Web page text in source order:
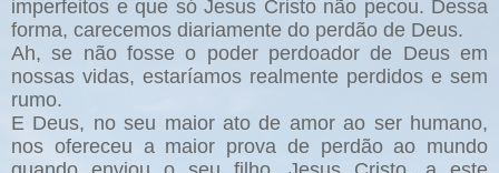
imperfeitos e que só Jesus Cristo não pecou. Dessa
forma, carecemos diariamente do perdão de Deus.
Ah, se não fosse o poder perdoador de Deus em
nossas vidas, estaríamos realmente perdidos e sem
rumo.
E Deus, no seu maior ato de amor ao ser humano,
nos ofereceu a maior prova de perdão ao mundo